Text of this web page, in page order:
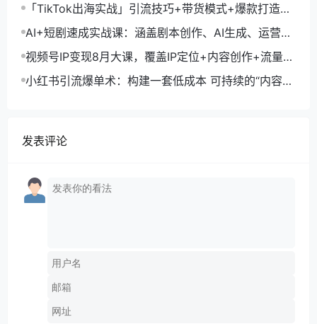
「TikTok出海实战」引流技巧+带货模式+爆款打造，
单月变现10万+秘籍
AI+短剧速成实战课：涵盖剧本创作、AI生成、运营变
现，单部剧收益破万
视频号IP变现8月大课，覆盖IP定位+内容创作+流量获
取+合规运营+商业转化
小红书引流爆单术：构建一套低成本 可持续的“内容-
发表评论